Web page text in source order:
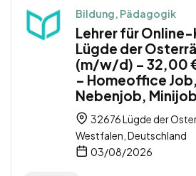
Bildung, Pädagogik
Lehrer für Online-
Lügde der
(m/w/d) – 32,00
– Homeoffice Job,
Nebenjob, Minijob
32676 Lügde der
Westfalen, Deutschland
03/08/2026